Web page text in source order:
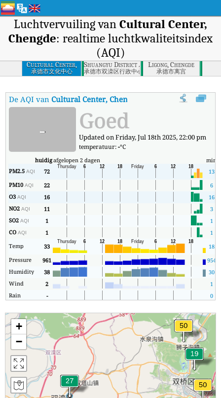
Luchtvervuiling van Cultural Center,
Chengde: realtime luchtkwaliteitsindex
(AQI)
Cultural Center,
Chengde
承德市文化中心
Shuangyu District Administrative Center,
承德市双滦区行政中心
Ligong, Chengde
承德市离宫
De AQI vanCultural Center, Chengde De realtime
- Goed
Updated on Friday, Jul 18th 2025, 22:00 pm
temperatuur:-°C
huidigafgelopen 2 dagen min
PM2.5AQI 72 13
PM10AQI 22
6
O3AQI 16
16
NO2AQI 11
3
SO2AQI 1
1
COAQI 1
1
Temp
33
18
Pressure
961 954
Humidity
38
30
Wind
2
1
Rain
- 0
+
−